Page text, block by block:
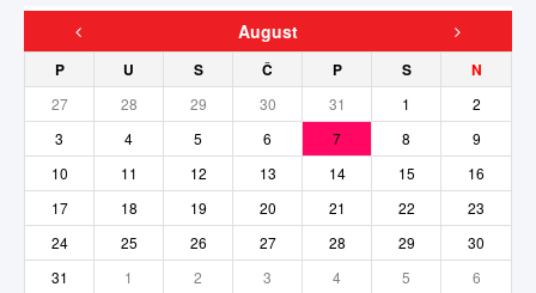
August
P U S Č P S N
27 28 29 30 31 1
2
3
4 5 6 7 8
9
10
11 12 13 14 15
16
17
18 19 20 21 22
23
24
25 26 27 28 29
30
31
1 2 3 4 5 6